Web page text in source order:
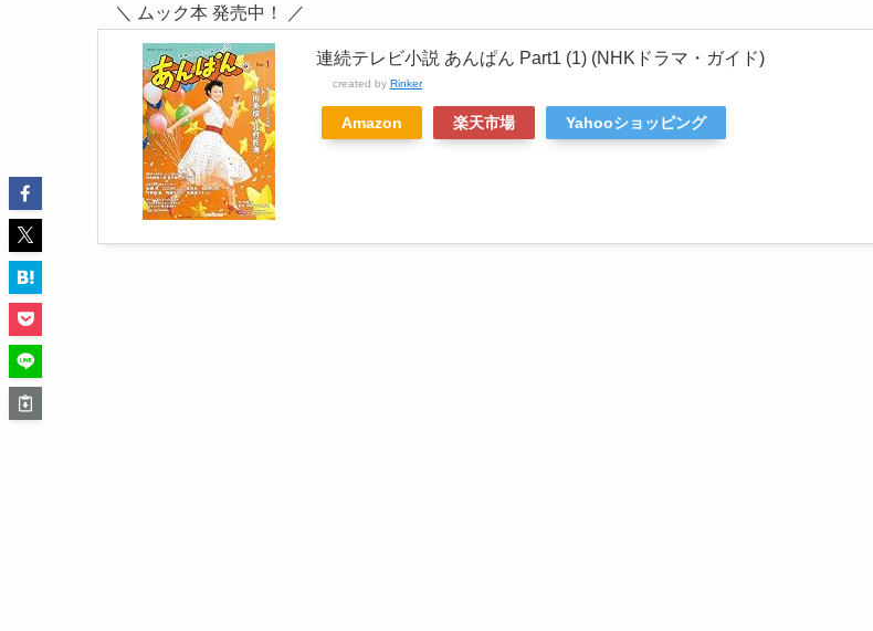
＼ ムック本 発売中！ ／
連続テレビ小説 あんぱん Part1 (1) (NHKドラマ・ガイド)
created by Rinker
Amazon 楽天市場 Yahooショッピング